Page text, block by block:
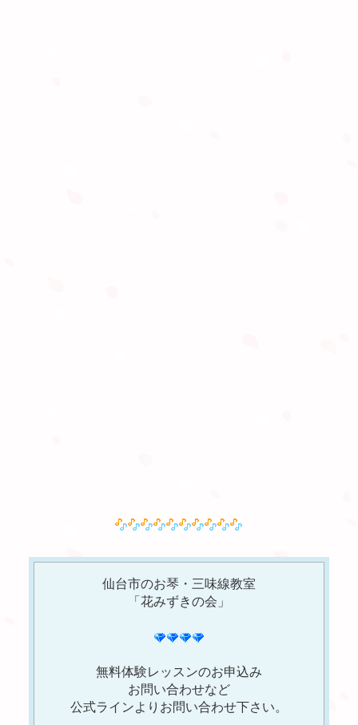
仙台市のお琴・三味線教室
「花みずきの会」
無料体験レッスンのお申込み
お問い合わせなど
公式ラインよりお問い合わせ下さい。